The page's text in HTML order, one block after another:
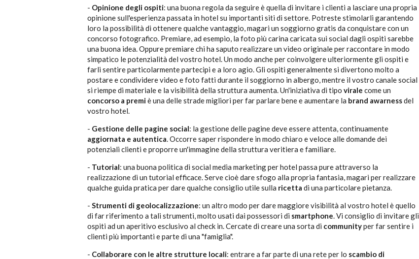
- Opinione degli ospiti: una buona regola da seguire è quella di invitare i clienti a lasciare una propria
opinione sull'esperienza passata in hotel su importanti siti di settore. Potreste stimolarli garantendo
loro la possibilità di ottenere qualche vantaggio, magari un soggiorno gratis da conquistare con un
concorso fotografico. Premiare, ad esempio, la foto più carina caricata sui social dagli ospiti sarebbe
una buona idea. Oppure premiare chi ha saputo realizzare un video originale per raccontare in modo
simpatico le potenzialità del vostro hotel. Un modo anche per coinvolgere ulteriormente gli ospiti e
farli sentire particolarmente partecipi e a loro agio. Gli ospiti generalmente si divertono molto a
postare e condividere video e foto fatti durante il soggiorno in albergo, mentre il vostro canale social
si riempe di materiale e la visibilità della struttura aumenta. Un'iniziativa di tipo virale come un
concorso a premiè una delle strade migliori per far parlare bene e aumentare la brand awarnessdel
vostro hotel.
- Gestione delle pagine social: la gestione delle pagine deve essere attenta, continuamente
aggiornata e autentica . Occorre saper rispondere in modo chiaro e veloce alle domande dei
potenziali clienti e proporre un'immagine della struttura veritiera e familiare.
- Tutorial: una buona politica di social media marketing per hotel passa pure attraverso la
realizzazione di un tutorial efficace. Serve cioè dare sfogo alla propria fantasia, magari per realizzare
qualche guida pratica per dare qualche consiglio utile sulla ricetta di una particolare pietanza.
- Strumenti di geolocalizzazione: un altro modo per dare maggiore visibilità al vostro hotel è quello
di far riferimento a tali strumenti, molto usati dai possessori di smartphone . Vi consiglio di invitare gli
ospiti ad un aperitivo esclusivo al check in. Cercate di creare una sorta di communityper far sentire i
clienti più importanti e parte di una "famiglia".
- Collaborare con le altre strutture locali: entrare a far parte di una rete per lo scambio di